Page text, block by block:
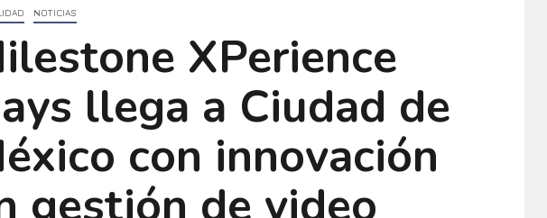
NOTICIAS
XPerience
llega a Ciudad de
con innovación